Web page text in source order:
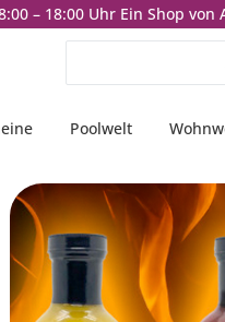
– 18:00 Uhr Ein Shop von
Poolwelt